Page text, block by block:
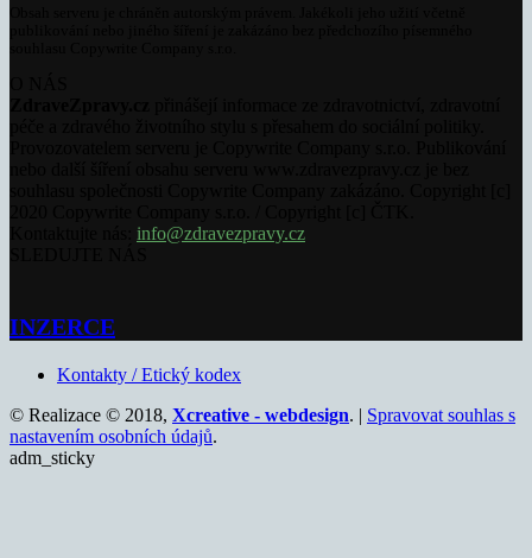
info@zdravezpravy.cz
INZERCE
Kontakty / Etický kodex
© Realizace © 2018, Xcreative - webdesign. | Spravovat souhlas s
nastavením osobních údajů.
adm_sticky